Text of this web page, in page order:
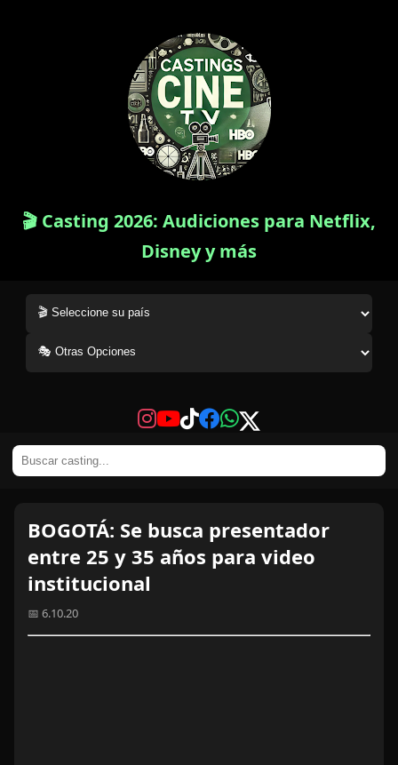
🎬 Casting 2026: Audiciones para Netflix,
Disney y más
BOGOTÁ: Se busca presentador
entre 25 y 35 años para video
institucional
📅 6.10.20